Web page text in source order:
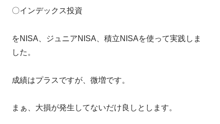
〇インデックス投資
をNISA、ジュニアNISA、積立NISAを使って実践しま
した。
成績はプラスですが、微増です。
まぁ、大損が発生してないだけ良しとします。